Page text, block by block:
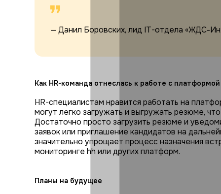
— Данил Боровских, лид IT-отдела «ЖДС-
Как HR-команда отнеслась к работе с платформой
HR-специалистам нравится работать на
могут легко загружать и выгружать резюме,
Достаточно просто загрузить резюме и
заявок или приглашение кандидатов на
значительно упрощает процесс назначения
мониторинге hh или других платформ.
Планы на будущее